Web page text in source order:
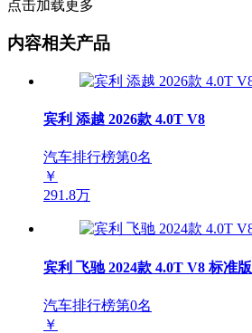
点击加载更多
内容相关产品
宾利 添越 2026款 4.0T V8
汽车排行榜第0名
￥
291.8万
宾利 飞驰 2024款 4.0T V8 标准版
汽车排行榜第0名
￥